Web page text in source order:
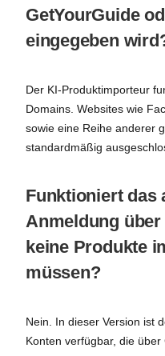
GetYourGuide
eingegeben
Der KI-Produktimporteur
Domains. Websites wie
sowie eine Reihe anderer
standardmäßig
Funktioniert das
Anmeldung
keine Produkte
müssen?
Nein. In dieser Version ist
Konten verfügbar, die